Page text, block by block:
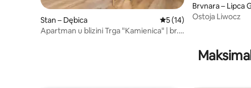
Stan – Dębica Prosječna ocjena: 5/5,
5 (14)
Apartman u blizini Trga "Kamienica" | br. 1
Brvnara – Lipca
Ostoja Liwocz